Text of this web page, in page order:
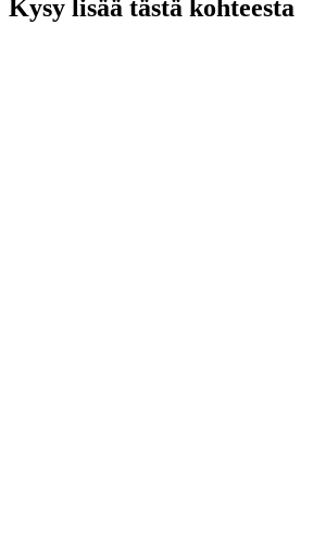
Kysy lisää tästä kohteesta